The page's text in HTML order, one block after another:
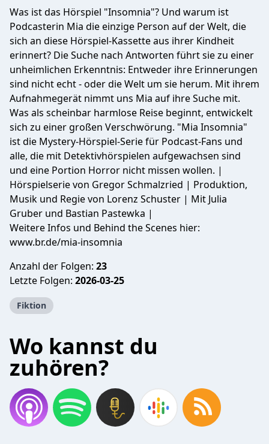
Was ist das Hörspiel "Insomnia"? Und warum ist
Podcasterin Mia die einzige Person auf der Welt, die
sich an diese Hörspiel-Kassette aus ihrer Kindheit
erinnert? Die Suche nach Antworten führt sie zu einer
unheimlichen Erkenntnis: Entweder ihre Erinnerungen
sind nicht echt - oder die Welt um sie herum. Mit ihrem
Aufnahmegerät nimmt uns Mia auf ihre Suche mit.
Was als scheinbar harmlose Reise beginnt, entwickelt
sich zu einer großen Verschwörung. "Mia Insomnia"
ist die Mystery-Hörspiel-Serie für Podcast-Fans und
alle, die mit Detektivhörspielen aufgewachsen sind
und eine Portion Horror nicht missen wollen. |
Hörspielserie von Gregor Schmalzried | Produktion,
Musik und Regie von Lorenz Schuster | Mit Julia
Gruber und Bastian Pastewka |
Weitere Infos und Behind the Scenes hier:
www.br.de/mia-insomnia
Anzahl der Folgen: 23
Letzte Folgen: 2026-03-25
Fiktion
Wo kannst du
zuhören?